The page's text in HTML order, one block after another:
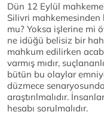
Dün 12 Eylül
Silivri mahkemesinden
mu? Yoksa işlerine mi
ne idüğü belisiz bir
mahkum edilirken
varmış mıdır,
bütün bu olaylar
düzmece
araştırılmalıdır.
hesabı sorulmalıdır.